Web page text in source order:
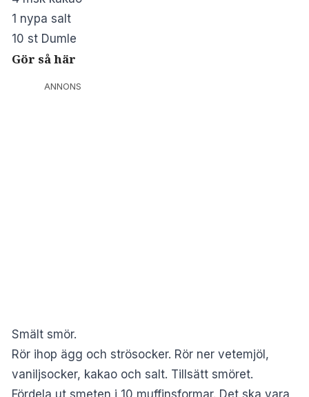
1 nypa salt
10 st Dumle
Gör så här
ANNONS
Smält smör.
Rör ihop ägg och strösocker. Rör ner vetemjöl,
vaniljsocker, kakao och salt. Tillsätt smöret.
Fördela ut smeten i 10 muffinsformar. Det ska vara